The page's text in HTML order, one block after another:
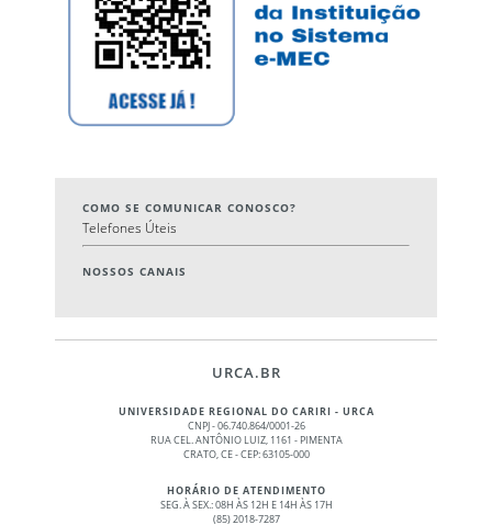
COMO SE COMUNICAR CONOSCO?
Telefones Úteis
NOSSOS CANAIS
URCA.BR
UNIVERSIDADE REGIONAL DO CARIRI - URCA
CNPJ - 06.740.864/0001-26
RUA CEL. ANTÔNIO LUIZ, 1161 - PIMENTA
CRATO, CE - CEP: 63105-000
HORÁRIO DE ATENDIMENTO
SEG. À SEX.: 08H ÀS 12H E 14H ÀS 17H
(85) 2018-7287